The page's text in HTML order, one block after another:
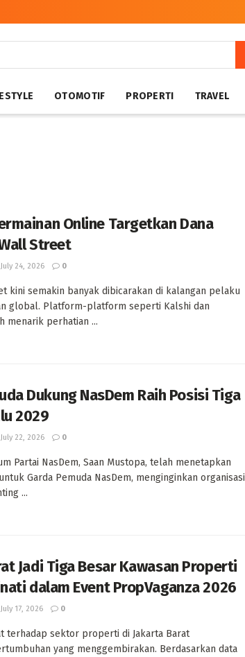
OTOMOTIF PROPERTI TRAVEL
Online Targetkan Dana
Street
24, 2026 0
kini semakin banyak dibicarakan di kalangan pelaku
global. Platform-platform seperti Kalshi dan
menarik perhatian ...
Dukung NasDem Raih Posisi Tiga
2029
22, 2026 0
Partai NasDem, Saan Mustopa, telah menetapkan
Garda Pemuda NasDem, menginginkan organisasi
...
Jadi Tiga Besar Kawasan Properti
dalam Event PropVaganza 2026
17, 2026 0
terhadap sektor properti di Jakarta Barat
yang menggembirakan. Berdasarkan data